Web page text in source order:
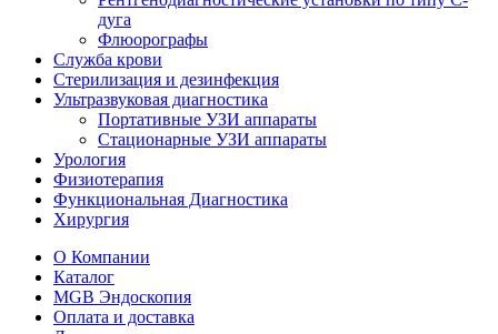
дуга
Флюорографы
Служба крови
Стерилизация и дезинфекция
Ультразвуковая диагностика
Портативные УЗИ аппараты
Стационарные УЗИ аппараты
Урология
Физиотерапия
Функциональная Диагностика
Хирургия
О Компании
Каталог
MGB Эндоскопия
Оплата и доставка